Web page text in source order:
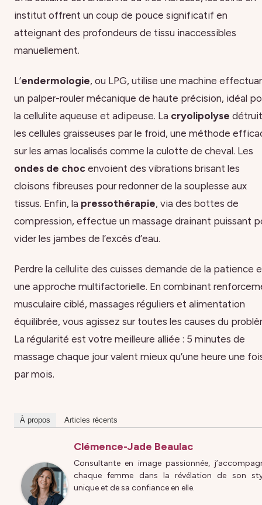
institut offrent un coup de pouce significatif en
atteignant des profondeurs de tissu inaccessibles
manuellement.
L’endermologie, ou LPG, utilise une machine
un palper-rouler mécanique de haute précision, idéal
la cellulite aqueuse et adipeuse. La cryolipolyse détruit
les cellules graisseuses par le froid, une méthode
sur les amas localisés comme la culotte de cheval. Les
ondes de choc envoient des vibrations brisant les
cloisons fibreuses pour redonner de la souplesse aux
tissus. Enfin, la pressothérapie, via des bottes de
compression, effectue un massage drainant puissant
vider les jambes de l’excès d’eau.
Perdre la cellulite des cuisses demande de la patience
une approche multifactorielle. En combinant
musculaire ciblé, massages réguliers et alimentation
équilibrée, vous agissez sur toutes les causes du
La régularité est votre meilleure alliée : 5 minutes de
massage chaque jour valent mieux qu’une heure une
par mois.
À propos Articles récents
Clémence-Jade Beaulac
Consultante en image passionnée,
chaque femme dans la révélation de son
unique et de sa confiance en elle.